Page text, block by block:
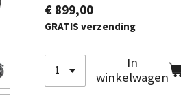
€ 899,00
GRATIS verzending
In
winkelwagen